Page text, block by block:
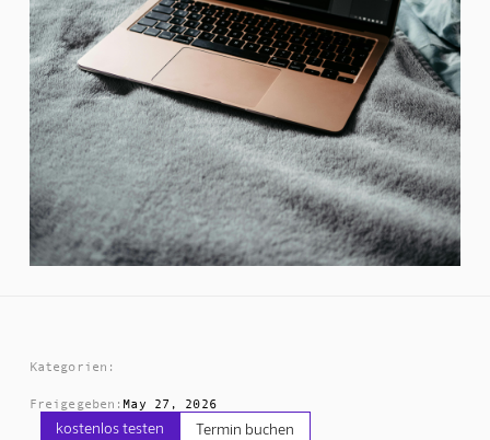
Kategorien:
Freigegeben: May 27, 2026
kostenlos testen Termin buchen